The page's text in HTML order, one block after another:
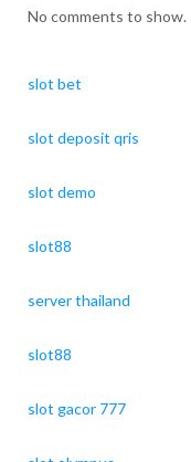
No comments to show.
slot bet
slot deposit qris
slot demo
slot88
server thailand
slot88
slot gacor 777